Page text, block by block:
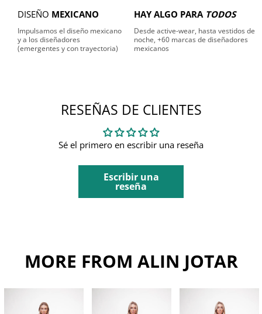
DISEÑO MEXICANO
Impulsamos el diseño mexicano
y a los diseñadores
(emergentes y con trayectoria)
HAY ALGO PARA TODOS
Desde active-wear, hasta vestidos de
noche, +60 marcas de diseñadores
mexicanos
RESEÑAS DE CLIENTES
Sé el primero en escribir una reseña
Escribir una
reseña
MORE FROM ALIN JOTAR